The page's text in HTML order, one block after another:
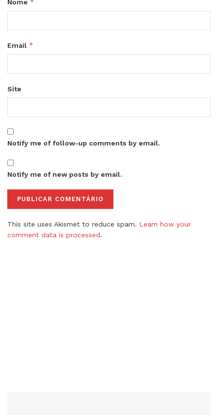
Nome
Email *
Site
Notify me of follow-up comments by email.
Notify me of new posts by email.
This site uses Akismet to reduce spam. Learn how your
comment data is processed.